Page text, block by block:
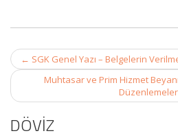
Post
navigation
← SGK Genel Yazı – Belgelerin
Muhtasar ve Prim Hizmet
Düzenlemeler
DÖVİZ